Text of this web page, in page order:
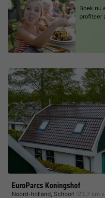
EuroParcs Koningshof
Noord-holland, Schoorl (23,7 km
Boek nu
profiteer